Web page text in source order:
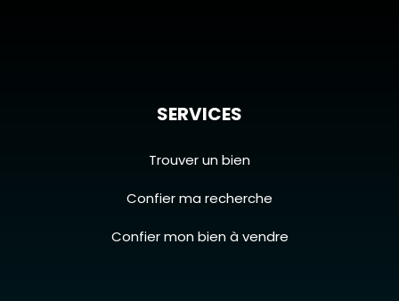
SERVICES
Trouver un bien
Confier ma recherche
Confier mon bien à vendre